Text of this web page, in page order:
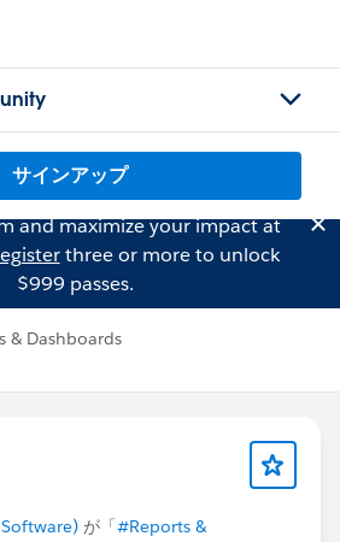
サインアップ
and maximize your impact at
three or more to unlock
$999 passes.
& Dashboards
が「#Reports &